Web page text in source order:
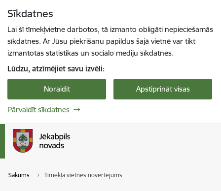
Sīkdatnes
Lai šī tīmekļvietne darbotos, tā izmanto obligāti nepieciešamās
sīkdatnes. Ar Jūsu piekrišanu papildus šajā vietnē var tikt
izmantotas statistikas un sociālo mediju sīkdatnes.
Lūdzu, atzīmējiet savu izvēli:
Noraidīt Apstiprināt visas
Pārvaldīt sīkdatnes
Sākums Tīmekļa vietnes novērtējums